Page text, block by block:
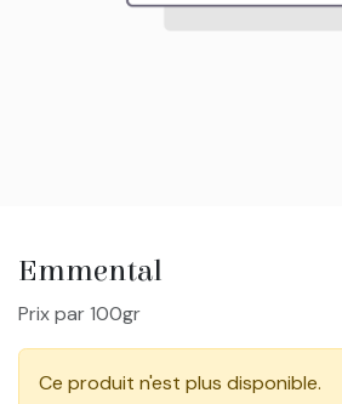
Emmental
Prix par 100gr
Ce produit n'est plus disponible.